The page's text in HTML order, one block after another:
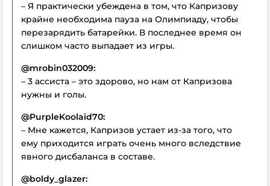
– Я практически убеждена в том, что Капризову
крайне необходима пауза на Олимпиаду, чтобы
перезарядить батарейки. В последнее время он
слишком часто выпадает из игры.
@mrobin032009:
– 3 ассиста – это здорово, но нам от Капризова
нужны и голы.
@PurpleKoolaid70:
– Мне кажется, Капризов устает из-за того, что
ему приходится играть очень много вследствие
явного дисбаланса в составе.
@boldy_glazer: